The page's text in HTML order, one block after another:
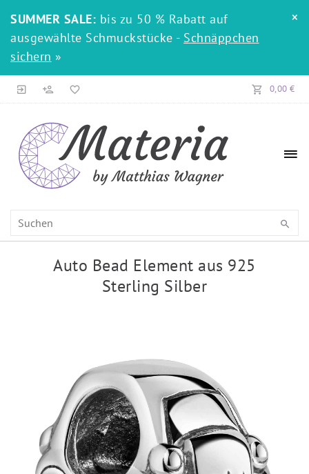
SUMMER SALE: bis zu 50 % Rabatt auf
ausgewählte Schmuckstücke - Schnäppchen
sichern »
×
0,00 €
Auto Bead Element aus 925
Sterling Silber